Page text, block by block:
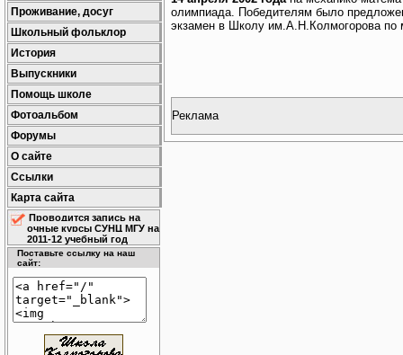
Проживание, досуг
Школьный фольклор
История
Выпускники
Помощь школе
Фотоальбом
Форумы
О сайте
Ссылки
Карта сайта
Проводится запись на
очные курсы СУНЦ МГУ на
2011-12 учебный год
Поставьте ссылку на наш
сайт:
олимпиада. Победителям было
экзамен в Школу им.А.Н.Колмогорова по
Реклама